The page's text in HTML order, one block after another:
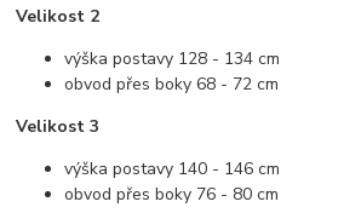
Velikost 2
výška postavy 128 - 134 cm
obvod přes boky 68 - 72 cm
Velikost 3
výška postavy 140 - 146 cm
obvod přes boky 76 - 80 cm